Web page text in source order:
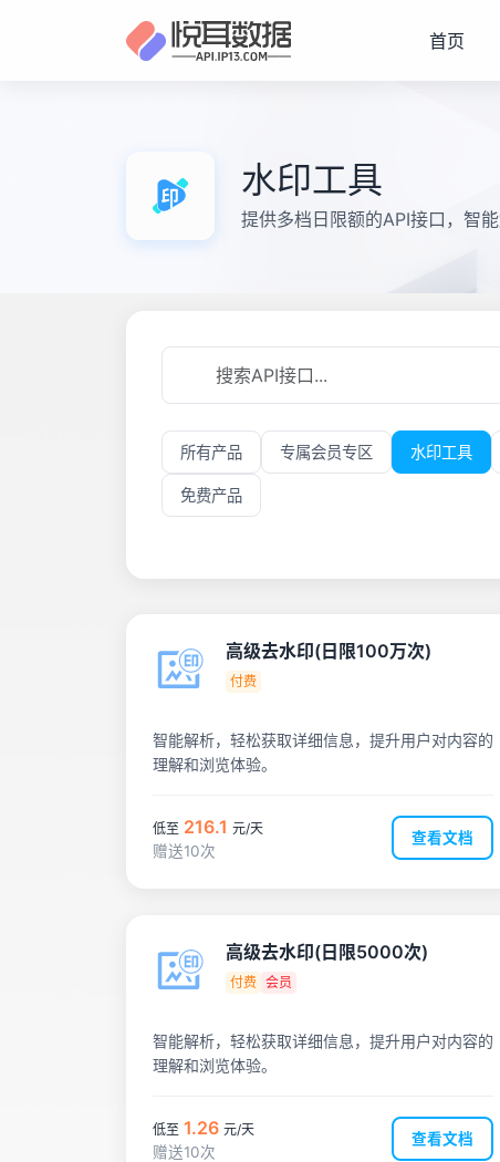
首页
水印工具
提供多档日限额的API接口，智
所有产品 专属会员专区 水印工具
免费产品
高级去水印(日限100万次)
付费
智能解析，轻松获取详细信息，提升用户对内容的
理解和浏览体验。
低至 216.1 元/天
赠送10次
查看文档
高级去水印(日限5000次)
付费 会员
智能解析，轻松获取详细信息，提升用户对内容的
理解和浏览体验。
低至 1.26 元/天
赠送10次
查看文档